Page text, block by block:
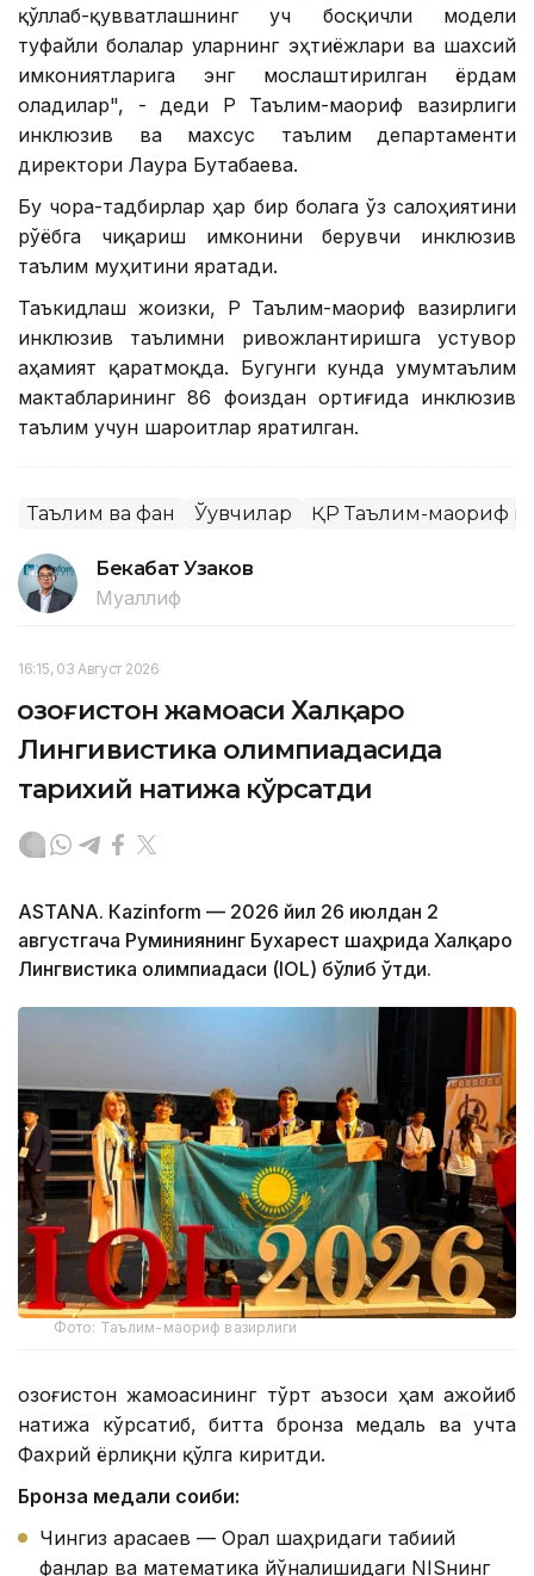
қўллаб-қувватлашнинг уч босқичли модели
туфайли болалар уларнинг эҳтиёжлари ва шахсий
имкониятларига энг мослаштирилган ёрдам
оладилар", - деди ҚР Таълим-маориф вазирлиги
инклюзив ва махсус таълим департаменти
директори Лаура Бутабаева.
Бу чора-тадбирлар ҳар бир болага ўз салоҳиятини
рўёбга чиқариш имконини берувчи инклюзив
таълим муҳитини яратади.
Таъкидлаш жоизки, ҚР Таълим-маориф вазирлиги
инклюзив таълимни ривожлантиришга устувор
аҳамият қаратмоқда. Бугунги кунда умумтаълим
мактабларининг 86 фоиздан ортиғида инклюзив
таълим учун шароитлар яратилган.
Таълим ва фан Ўқувчилар ҚР Таълим-маориф
Бекабат Узаков
Муаллиф
16:15, 03 Август 2026
Қозоғистон жамоаси Халқаро
Лингивистика олимпиадасида
тарихий натижа кўрсатди
ASTANА. Кazinform — 2026 йил 26 июлдан 2
августгача Руминиянинг Бухарест шаҳрида Халқаро
Лингвистика олимпиадаси (IOL) бўлиб ўтди.
Фото: Таълим-маориф вазирлиги
Қозоғистон жамоасининг тўрт аъзоси ҳам ажойиб
натижа кўрсатиб, битта бронза медаль ва учта
Фахрий ёрлиқни қўлга киритди.
Бронза медали соҳиби:
Чингиз Қарасаев — Орал шаҳридаги табиий
фанлар ва математика йўналишидаги NISнинг